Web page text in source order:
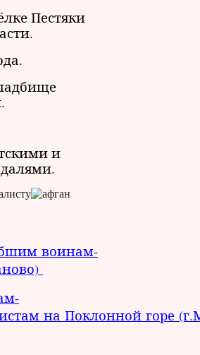
Пестяки
и
воинам-
на Поклонной горе